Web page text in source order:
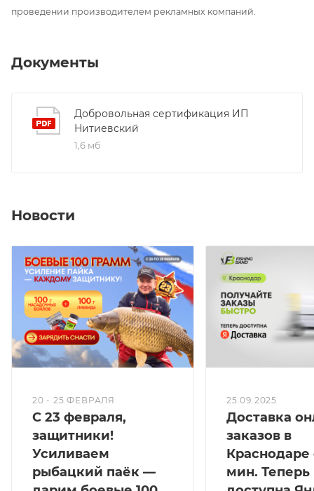
проведении производителем рекламных компаний.
Документы
Добровольная сертификация ИП
Нитиевский
1,6 мб
Новости
20 - 25 ФЕВРАЛЯ
С 23 февраля,
защитники!
Усиливаем
рыбацкий паёк —
25.09.2025
Доставка
заказов в
Краснодаре
мин. Теперь